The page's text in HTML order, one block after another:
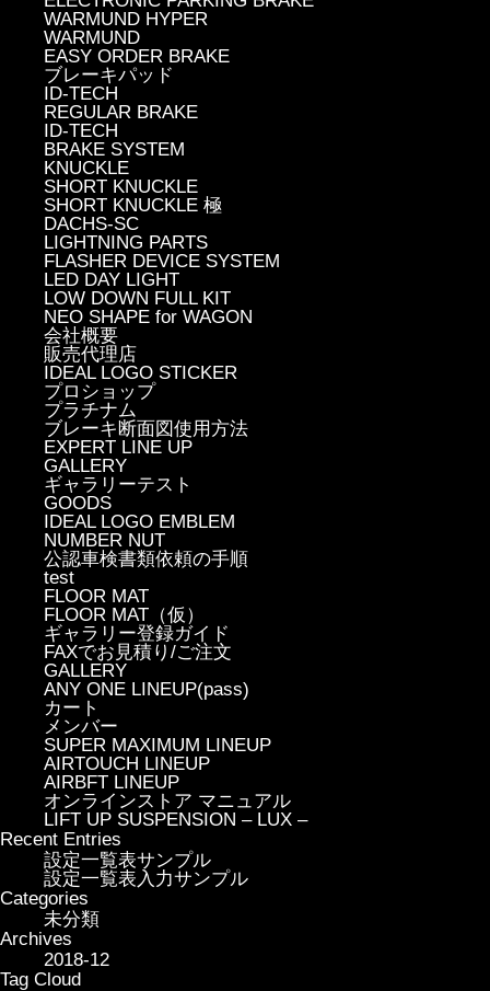
WARMUND HYPER
WARMUND
EASY ORDER BRAKE
ブレーキパッド
ID-TECH
REGULAR BRAKE
ID-TECH
BRAKE SYSTEM
KNUCKLE
SHORT KNUCKLE
SHORT KNUCKLE 極
DACHS-SC
LIGHTNING PARTS
FLASHER DEVICE SYSTEM
LED DAY LIGHT
LOW DOWN FULL KIT
NEO SHAPE for WAGON
会社概要
販売代理店
IDEAL LOGO STICKER
プロショップ
プラチナム
ブレーキ断面図使用方法
EXPERT LINE UP
GALLERY
ギャラリーテスト
GOODS
IDEAL LOGO EMBLEM
NUMBER NUT
公認車検書類依頼の手順
test
FLOOR MAT
FLOOR MAT（仮）
ギャラリー登録ガイド
FAXでお見積り/ご注文
GALLERY
ANY ONE LINEUP(pass)
カート
メンバー
SUPER MAXIMUM LINEUP
AIRTOUCH LINEUP
AIRBFT LINEUP
オンラインストア マニュアル
LIFT UP SUSPENSION – LUX –
Recent Entries
設定一覧表サンプル
設定一覧表入力サンプル
Categories
未分類
Archives
2018-12
Tag Cloud